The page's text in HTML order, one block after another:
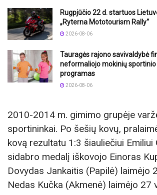
Rugpjūčio 22 d. startuos
„Ryterna Mototourism Rally“
2026-08-06
Tauragės rajono savivaldybė
neformaliojo mokinių
programas
2026-08-06
2010-2014 m. gimimo grupėje
sportininkai. Po šešių kovų,
kovą rezultatu 1:3 šiauliečiui Emiliui
sidabro medalį iškovojo Einoras
Dovydas Jankaitis (Papilė) laimėjo
Nedas Kučka (Akmenė) laimėjo 27